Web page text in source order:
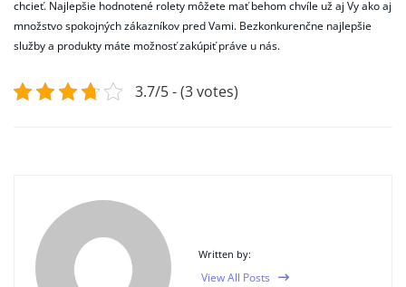
chcieť. Najlepšie hodnotené rolety môžete mať behom chvíle už aj Vy ako aj
množstvo spokojných zákazníkov pred Vami. Bezkonkurenčne najlepšie
služby a produkty máte možnosť zakúpiť práve u nás.
3.7/5 - (3 votes)
Written by:
View All Posts